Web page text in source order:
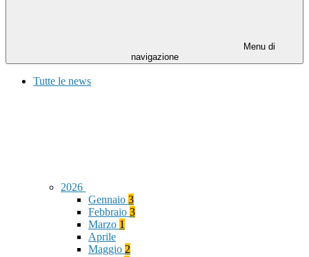
Menu di
navigazione
Tutte le news
2026
Gennaio 3
Febbraio 3
Marzo 1
Aprile
Maggio 2